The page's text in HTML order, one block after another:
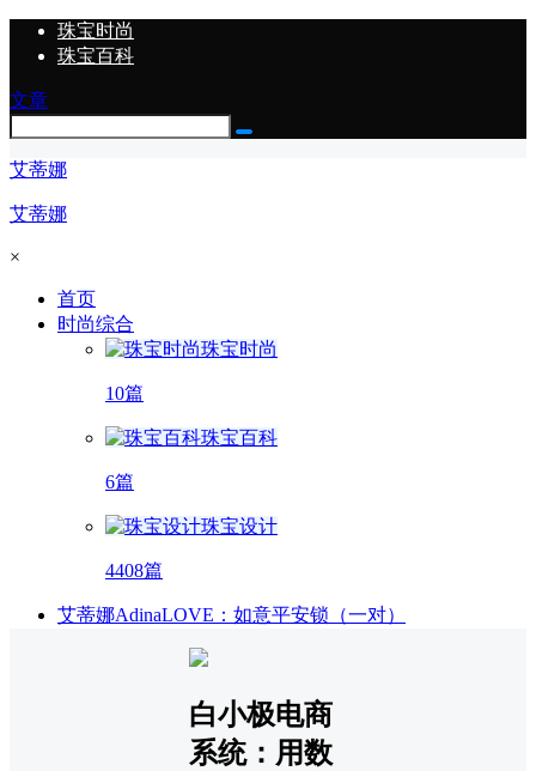
珠宝时尚
珠宝百科
文章
艾蒂娜
艾蒂娜
×
首页
时尚综合
珠宝时尚
10篇
珠宝百科
6篇
珠宝设计
4408篇
艾蒂娜AdinaLOVE：如意平安锁（一对）
白小极电商
系统：用数